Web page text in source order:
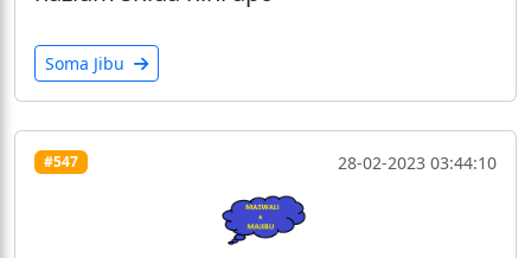
Soma Jibu
#547 28-02-2023 03:44:10